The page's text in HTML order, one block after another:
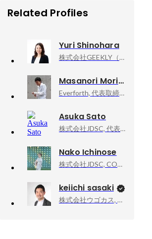
Related Profiles
Yuri Shinohara
株式会社GEEKLY（ギークリー）, RA
Masanori Morishita
Everforth, 代表取締役 CEO
Asuka Sato
株式会社JDSC, 代表取締役COO
Nako Ichinose
株式会社JDSC, COO室/採用広報Mgr
keiichi sasaki
株式会社ウゴカス, 代表取締役